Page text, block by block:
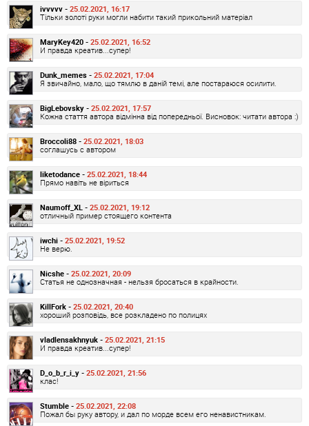
ivvvvv - 25.02.2021, 16:17
Тільки золоті руки могли набити такий прикольний матеріал
MaryKey420 - 25.02.2021, 16:52
И правда креатив...супер!
Dunk_memes - 25.02.2021, 17:04
Я звичайно, мало, що тямлю в даній темі, але постараюся осилити.
BigLebovsky - 25.02.2021, 17:57
Кожна стаття автора відмінна від попередньої. Висновок: читати автора :)
Broccoli88 - 25.02.2021, 18:03
соглашусь с автором
liketodance - 25.02.2021, 18:44
Прямо навіть не віриться
Naumoff_XL - 25.02.2021, 19:12
отличный пример стоящего контента
iwchi - 25.02.2021, 19:52
Не верю.
Nicshe - 25.02.2021, 20:09
Статья не однозначная - нельзя бросаться в крайности.
KillFork - 25.02.2021, 20:40
хороший розповідь, все розкладено по полицях
vladlensakhnyuk - 25.02.2021, 21:15
И правда креатив...супер!
D_o_b_r_i_y - 25.02.2021, 21:56
клас!
Stumble - 25.02.2021, 22:08
Пожал бы руку автору, и дал по морде всем его ненавистникам.